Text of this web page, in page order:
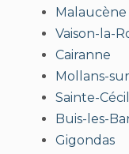
Malaucène
Vaison-la-
Cairanne
Mollans-
Sainte-
Buis-les-
Gigondas